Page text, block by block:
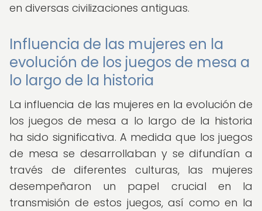
en diversas civilizaciones antiguas.
Influencia de las mujeres en la
evolución de los juegos de mesa a
lo largo de la historia
La influencia de las mujeres en la evolución de
los juegos de mesa a lo largo de la historia
ha sido significativa. A medida que los juegos
de mesa se desarrollaban y se difundían a
través de diferentes culturas, las mujeres
desempeñaron un papel crucial en la
transmisión de estos juegos, así como en la